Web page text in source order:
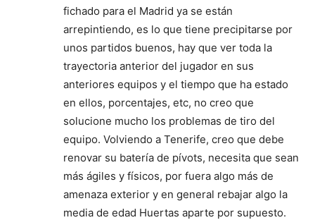
fichado para el Madrid ya se están
arrepintiendo, es lo que tiene precipitarse por
unos partidos buenos, hay que ver toda la
trayectoria anterior del jugador en sus
anteriores equipos y el tiempo que ha estado
en ellos, porcentajes, etc, no creo que
solucione mucho los problemas de tiro del
equipo. Volviendo a Tenerife, creo que debe
renovar su batería de pívots, necesita que sean
más ágiles y físicos, por fuera algo más de
amenaza exterior y en general rebajar algo la
media de edad Huertas aparte por supuesto.